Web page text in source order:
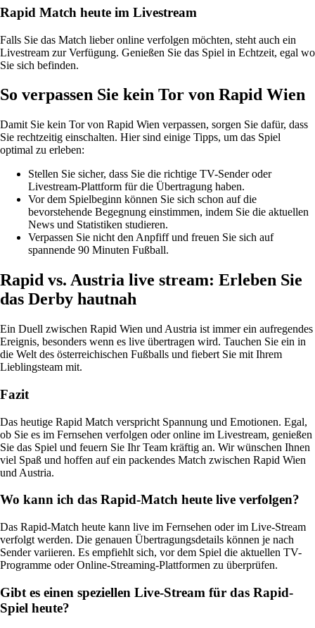
Rapid Match heute im Livestream
Falls Sie das Match lieber online verfolgen möchten, steht auch ein
Livestream zur Verfügung. Genießen Sie das Spiel in Echtzeit, egal wo
Sie sich befinden.
So verpassen Sie kein Tor von Rapid Wien
Damit Sie kein Tor von Rapid Wien verpassen, sorgen Sie dafür, dass
Sie rechtzeitig einschalten. Hier sind einige Tipps, um das Spiel
optimal zu erleben:
Stellen Sie sicher, dass Sie die richtige TV-Sender oder
Livestream-Plattform für die Übertragung haben.
Vor dem Spielbeginn können Sie sich schon auf die
bevorstehende Begegnung einstimmen, indem Sie die aktuellen
News und Statistiken studieren.
Verpassen Sie nicht den Anpfiff und freuen Sie sich auf
spannende 90 Minuten Fußball.
Rapid vs. Austria live stream: Erleben Sie
das Derby hautnah
Ein Duell zwischen Rapid Wien und Austria ist immer ein aufregendes
Ereignis, besonders wenn es live übertragen wird. Tauchen Sie ein in
die Welt des österreichischen Fußballs und fiebert Sie mit Ihrem
Lieblingsteam mit.
Fazit
Das heutige Rapid Match verspricht Spannung und Emotionen. Egal,
ob Sie es im Fernsehen verfolgen oder online im Livestream, genießen
Sie das Spiel und feuern Sie Ihr Team kräftig an. Wir wünschen Ihnen
viel Spaß und hoffen auf ein packendes Match zwischen Rapid Wien
und Austria.
Wo kann ich das Rapid-Match heute live verfolgen?
Das Rapid-Match heute kann live im Fernsehen oder im Live-Stream
verfolgt werden. Die genauen Übertragungsdetails können je nach
Sender variieren. Es empfiehlt sich, vor dem Spiel die aktuellen TV-
Programme oder Online-Streaming-Plattformen zu überprüfen.
Gibt es einen speziellen Live-Stream für das Rapid-
Spiel heute?